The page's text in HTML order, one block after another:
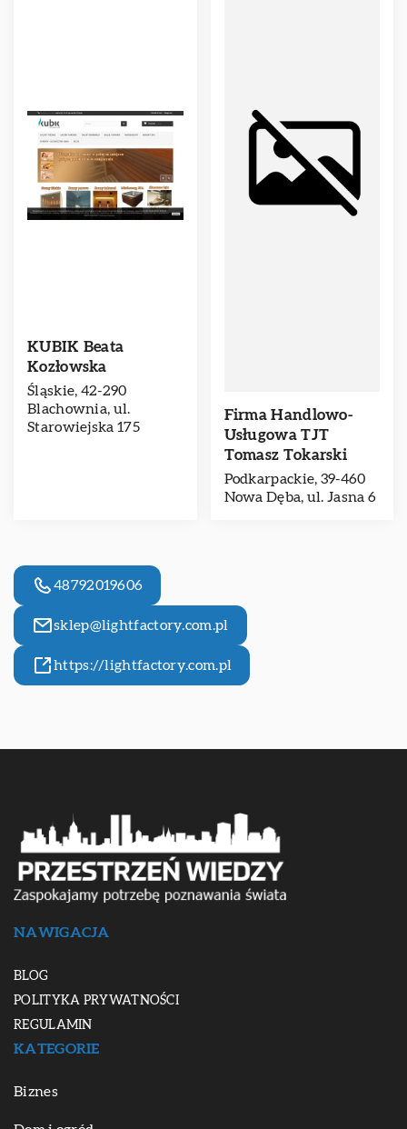
KUBIK Beata
Kozłowska
Śląskie, 42-290
Blachownia, ul.
Starowiejska 175
Firma Handlowo-
Usługowa TJT
Tomasz Tokarski
Podkarpackie, 39-460
Nowa Dęba, ul. Jasna 6
48792019606
sklep@lightfactory.com.pl
https://lightfactory.com.pl
NAWIGACJA
BLOG
POLITYKA PRYWATNOŚCI
REGULAMIN
KATEGORIE
Biznes